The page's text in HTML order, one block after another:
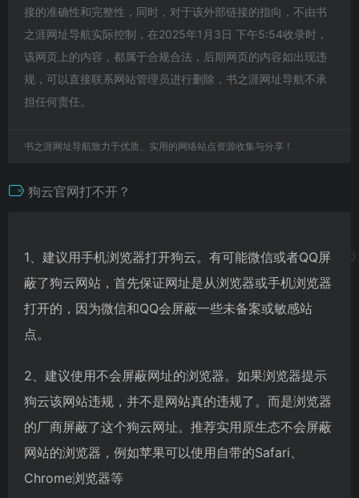
接的准确性和完整性，同时，对于该外部链接的指向，不由书
之涯网址导航实际控制，在2025年1月3日 下午5:54收录时，
该网页上的内容，都属于合规合法，后期网页的内容如出现违
规，可以直接联系网站管理员进行删除，书之涯网址导航不承
担任何责任。
书之涯网址导航致力于优质、实用的网络站点资源收集与分享！
狗云官网打不开？
1、建议用手机浏览器打开狗云。有可能微信或者QQ屏
蔽了狗云网站，首先保证网址是从浏览器或手机浏览器
打开的，因为微信和QQ会屏蔽一些未备案或敏感站
点。
2、建议使用不会屏蔽网址的浏览器。如果浏览器提示
狗云该网站违规，并不是网站真的违规了。而是浏览器
的厂商屏蔽了这个狗云网址。推荐实用原生态不会屏蔽
网站的浏览器，例如苹果可以使用自带的Safari、
Chrome浏览器等